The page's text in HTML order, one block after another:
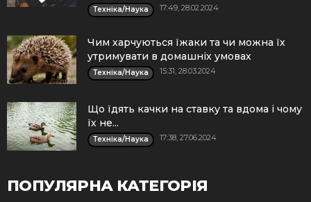
Техніка/Наука 17:49, 28.02.2024
Чим харчуються їжаки та чи можна їх
утримувати в домашніх умовах
Техніка/Наука 15:31, 28.03.2024
Що їдять качки на ставку та вдома і чому
їх не...
Техніка/Наука 17:38, 27.06.2024
ПОПУЛЯРНА КАТЕГОРІЯ